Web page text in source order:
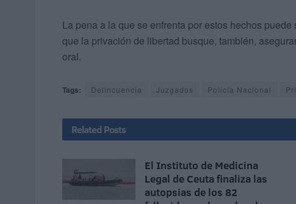
La pena a la que se enfrenta por estos hechos
que la privación de libertad busque, también,
oral.
Tags: Delincuencia Juzgados Policía Nacional
Related Posts
El Instituto de Medicina
Legal de Ceuta finaliza las
autopsias de los 82